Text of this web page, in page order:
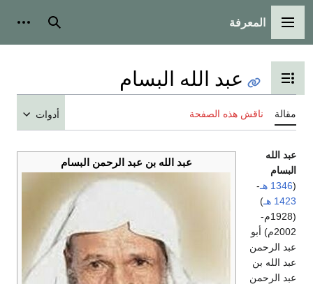
القائمة الرئيسية
المعرفة بحث
تبديل عرض جدول المحتويات
عبد الله البسام
مقالة ناقش هذه الصفحة أدوات
عبد الله بن عبد الرحمن البسام
عبد الله
البسام
(1346 هـ
-
1423 هـ
)
(1928م-
2002م) أبو
عبد الرحمن
عبد الله بن
عبد الرحمن